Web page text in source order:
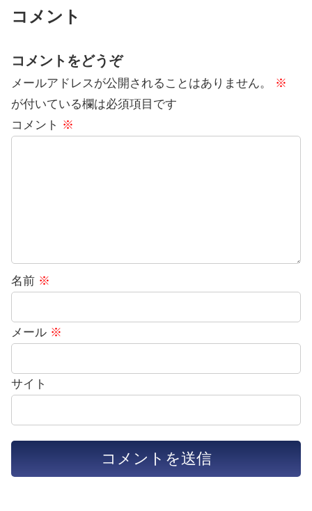
コメント
コメントをどうぞ
メールアドレスが公開されることはありません。
※
が付いている欄は必須項目です
コメント ※
名前 ※
メール ※
サイト